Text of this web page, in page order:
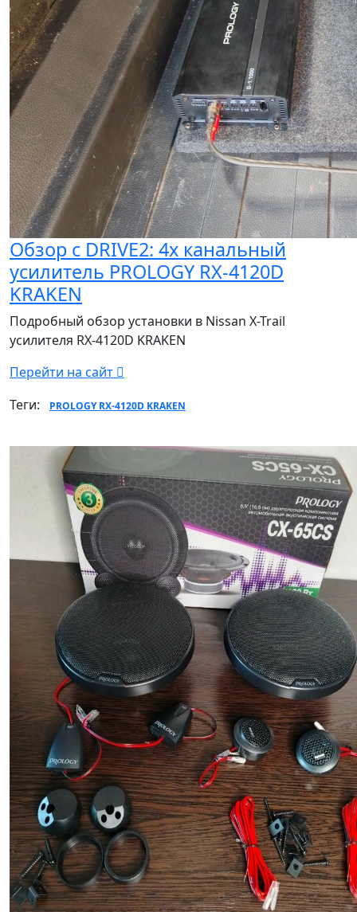
Обзор с DRIVE2: 4х канальный
усилитель PROLOGY RX-4120D
KRAKEN
Подробный обзор установки в Nissan X-Trail
усилителя RX-4120D KRAKEN
Перейти на сайт
Теги:
PROLOGY RX-4120D KRAKEN